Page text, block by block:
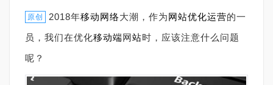
原创 2018年移动网络大潮，作为网站优化运营的一
员，我们在优化移动端网站时，应该注意什么问题
呢？